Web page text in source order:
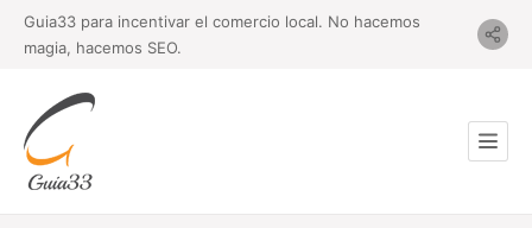
Guia33 para incentivar el comercio local. No hacemos
magia, hacemos SEO.